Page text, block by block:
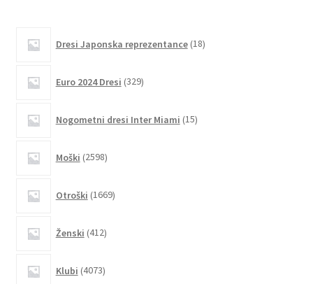
Dresi Japonska reprezentance 18izdelkov
Euro 2024 Dresi 329izdelkov
Nogometni dresi Inter Miami 15izdelkov
Moški 2598izdelkov
Otroški 1669izdelkov
Ženski 412izdelkov
Klubi 4073izdelkov